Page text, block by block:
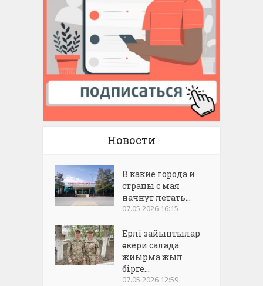
Новости
В какие города и
страны с мая
начнут летать...
07.05.2026 16:15
Ерлі зайыптылар
әскери салада
жиырма жыл
бірге...
07.05.2026 12:59